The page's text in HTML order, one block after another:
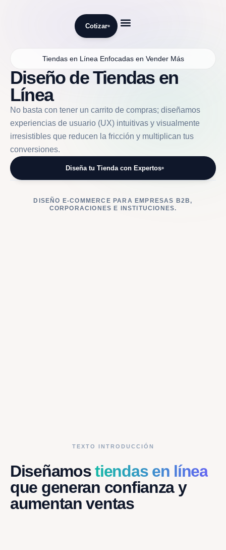
Cotizar
Tiendas en Línea Enfocadas en Vender Más
Diseño de Tiendas en
Línea
No basta con tener un carrito de compras; diseñamos
experiencias de usuario (UX) intuitivas y visualmente
irresistibles que reducen la fricción y multiplican tus
conversiones.
Diseña tu Tienda con Expertos
DISEÑO E-COMMERCE PARA EMPRESAS B2B,
CORPORACIONES E INSTITUCIONES.
TEXTO INTRODUCCIÓN
Diseñamostiendas en línea
que generan confianza y
aumentan ventas